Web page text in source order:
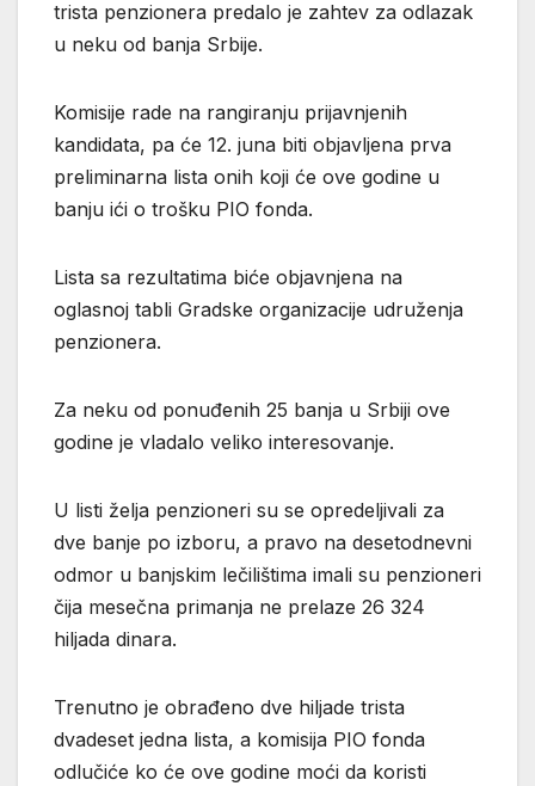
trista penzionera predalo je zahtev za odlazak
u neku od banja Srbije.
Komisije rade na rangiranju prijavnjenih
kandidata, pa će 12. juna biti objavljena prva
preliminarna lista onih koji će ove godine u
banju ići o trošku PIO fonda.
Lista sa rezultatima biće objavnjena na
oglasnoj tabli Gradske organizacije udruženja
penzionera.
Za neku od ponuđenih 25 banja u Srbiji ove
godine je vladalo veliko interesovanje.
U listi želja penzioneri su se opredeljivali za
dve banje po izboru, a pravo na desetodnevni
odmor u banjskim lečilištima imali su penzioneri
čija mesečna primanja ne prelaze 26 324
hiljada dinara.
Trenutno je obrađeno dve hiljade trista
dvadeset jedna lista, a komisija PIO fonda
odlučiće ko će ove godine moći da koristi